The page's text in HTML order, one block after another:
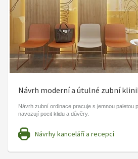
Návrh moderní a útulné zubní
Návrh zubní ordinace pracuje s jemnou paletou
navozují pocit klidu a důvěry.
Návrhy kanceláří a recepcí